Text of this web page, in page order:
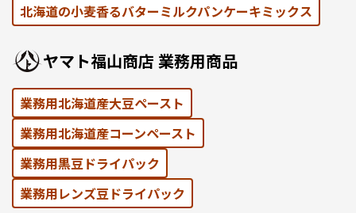
北海道の⼩⻨⾹るバターミルクパンケーキミックス
ヤマト福⼭商店 業務⽤商品
業務用北海道産大豆ペースト
業務用北海道産コーンペースト
業務⽤黒⾖ドライパック
業務⽤レンズ⾖ドライパック